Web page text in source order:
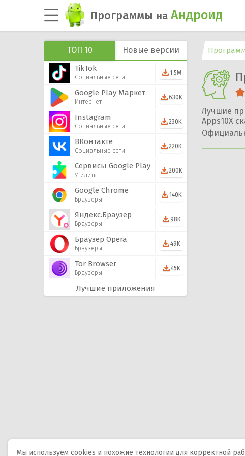
Программы на Андроид
ТОП 10 Новые версии
TikTok
Социальные сети
1.5M
Google Play Маркет
Интернет
630K
Instagram
Социальные сети
230K
ВКонтакте
Социальные сети
220K
Сервисы Google Play
Утилиты
200K
Google Chrome
Браузеры
140K
Яндекс.Браузер
Браузеры
98K
Браузер Opera
Браузеры
49K
Tor Browser
Браузеры
45K
Лучшие приложения
Лучшие
Apps10X
Мы используем cookies и похожие технологии для корректной